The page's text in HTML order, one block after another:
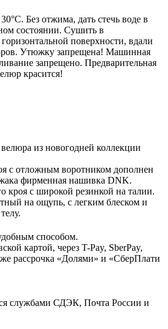
Без отжима, дать стечь воде в
состоянии. Сушить в
поверхности, вдали
Утюжку запрещена! Машинная
запрещено. Предварительная
красится!
из новогодней коллекции
с отложным воротником дополнен
фирменная нашивка DNK.
кроя с широкой резинкой на талии.
на ощупь, с легким блеском и
способом.
картой, через T-Pay, SberPay,
рассрочка «Долями» и «СберПлати
службами СДЭК, Почта России и